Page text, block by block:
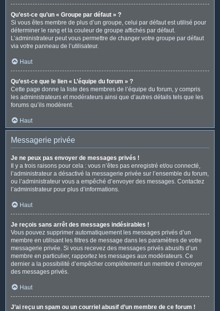
Qu’est-ce qu’un « Groupe par défaut » ?
Si vous êtes membre de plus d’un groupe, celui par défaut est utilisé pour
déterminer le rang et la couleur de groupe affichés par défaut.
L’administrateur peut vous permettre de changer votre groupe par défaut
via votre panneau de l’utilisateur.
Haut
Qu’est-ce que le lien « L’équipe du forum » ?
Cette page donne la liste des membres de l’équipe du forum, y compris
les administrateurs et modérateurs ainsi que d’autres détails tels que les
forums qu’ils modèrent.
Haut
Messagerie privée
Je ne peux pas envoyer de messages privés !
Il y a trois raisons pour cela : vous n’êtes pas enregistré et/ou connecté,
l’administrateur a désactivé la messagerie privée sur l’ensemble du forum,
ou l’administrateur vous a empêché d’envoyer des messages. Contactez
l’administrateur pour plus d’informations.
Haut
Je reçois sans arrêt des messages indésirables !
Vous pouvez supprimer automatiquement les messages privés d’un
membre en utilisant les filtres de message dans les paramètres de votre
messagerie privée. Si vous recevez des messages privés abusifs d’un
membre en particulier, rapportez les messages aux modérateurs. Ce
dernier a la possibilité d’empêcher complètement un membre d’envoyer
des messages privés.
Haut
J’ai reçu un spam ou un courriel abusif d’un membre de ce forum !